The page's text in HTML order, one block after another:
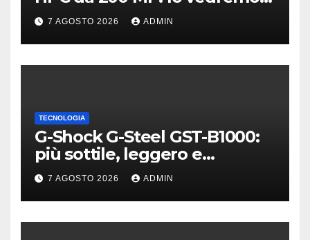
sui Galaxy S27?
7 AGOSTO 2026 ADMIN
TECNOLOGIA
G-Shock G-Steel GST-B1000:
più sottile, leggero e
connesso
7 AGOSTO 2026 ADMIN